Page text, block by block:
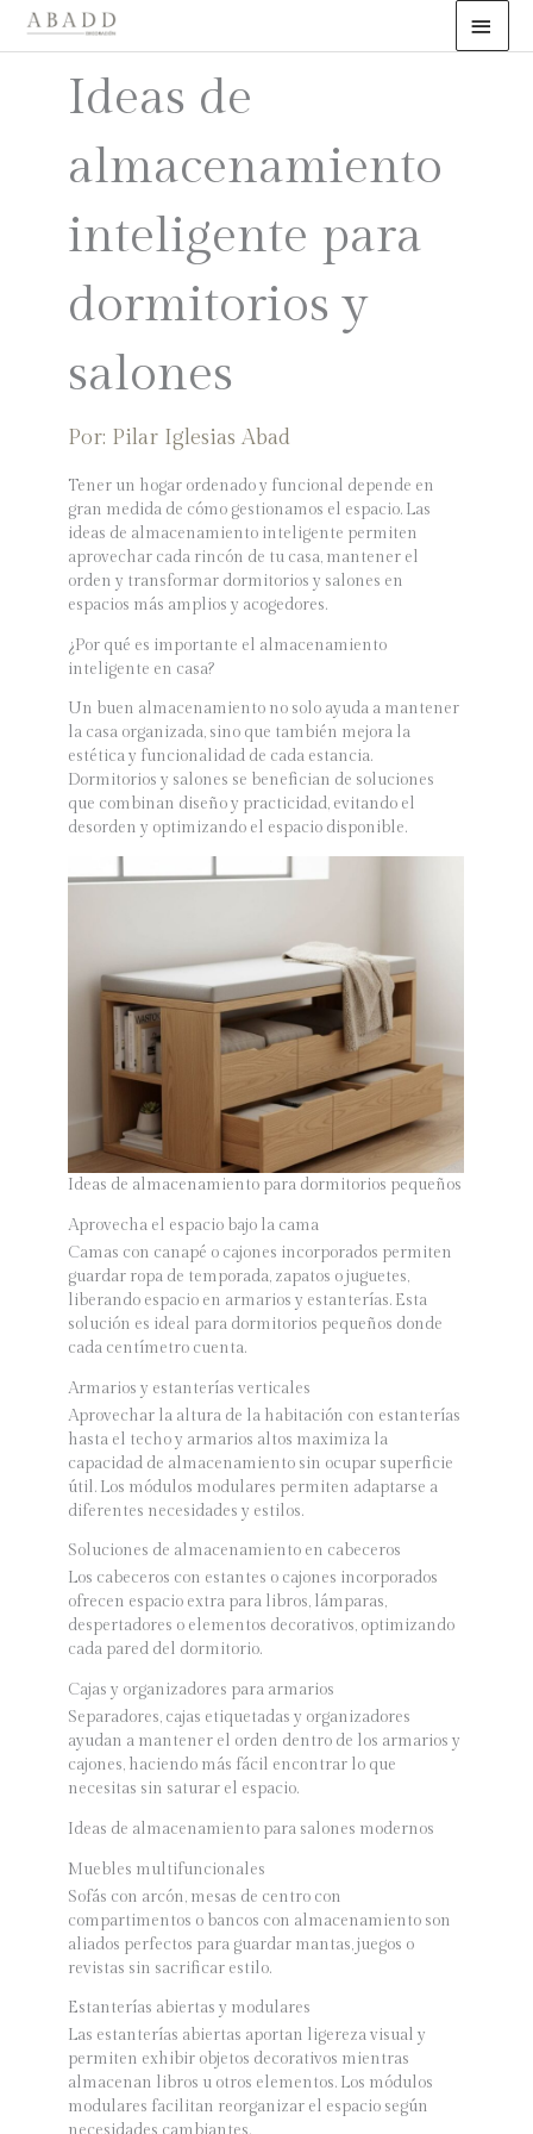
Ideas de
almacenamiento
inteligente para
dormitorios y
salones
Pilar Iglesias Abad
Tener un hogar ordenado y funcional depende en
gran medida de cómo gestionamos el espacio. Las
ideas de almacenamiento inteligente permiten
aprovechar cada rincón de tu casa, mantener el
orden y transformar dormitorios y salones en
espacios más amplios y acogedores.
¿Por qué es importante el almacenamiento
inteligente en casa?
Un buen almacenamiento no solo ayuda a mantener
la casa organizada, sino que también mejora la
estética y funcionalidad de cada estancia.
Dormitorios y salones se benefician de soluciones
que combinan diseño y practicidad, evitando el
desorden y optimizando el espacio disponible.
Ideas de almacenamiento para dormitorios pequeños
Aprovecha el espacio bajo la cama
Camas con canapé o cajones incorporados permiten
guardar ropa de temporada, zapatos o juguetes,
liberando espacio en armarios y estanterías. Esta
solución es ideal para dormitorios pequeños donde
cada centímetro cuenta.
Armarios y estanterías verticales
Aprovechar la altura de la habitación con estanterías
hasta el techo y armarios altos maximiza la
capacidad de almacenamiento sin ocupar superficie
útil. Los módulos modulares permiten adaptarse a
diferentes necesidades y estilos.
Soluciones de almacenamiento en cabeceros
Los cabeceros con estantes o cajones incorporados
ofrecen espacio extra para libros, lámparas,
despertadores o elementos decorativos, optimizando
cada pared del dormitorio.
Cajas y organizadores para armarios
Separadores, cajas etiquetadas y organizadores
ayudan a mantener el orden dentro de los armarios y
cajones, haciendo más fácil encontrar lo que
necesitas sin saturar el espacio.
Ideas de almacenamiento para salones modernos
Muebles multifuncionales
Sofás con arcón, mesas de centro con
compartimentos o bancos con almacenamiento son
aliados perfectos para guardar mantas, juegos o
revistas sin sacrificar estilo.
Estanterías abiertas y modulares
Las estanterías abiertas aportan ligereza visual y
permiten exhibir objetos decorativos mientras
almacenan libros u otros elementos. Los módulos
modulares facilitan reorganizar el espacio según